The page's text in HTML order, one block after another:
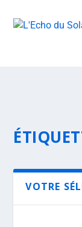
VOTRE